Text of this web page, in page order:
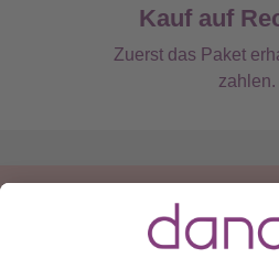
Kauf auf
Zuerst das Paket
zahlen.
Du hast eine
+49 (0) 511